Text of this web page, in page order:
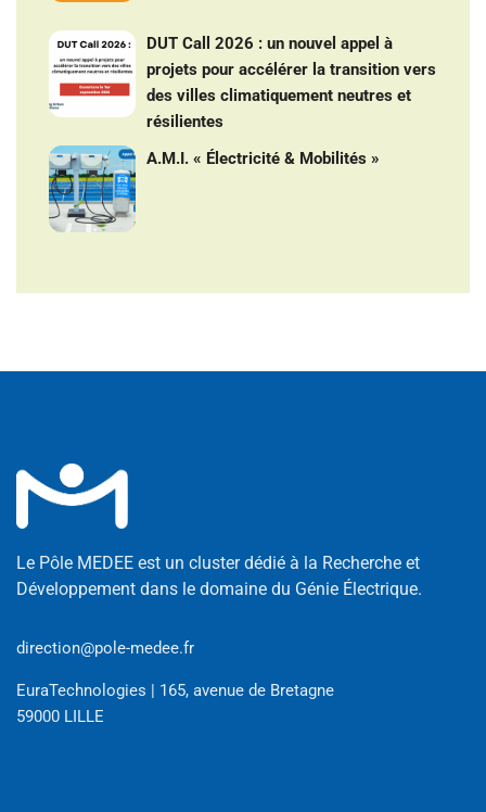
DUT Call 2026 : un nouvel appel à
projets pour accélérer la transition vers
des villes climatiquement neutres et
résilientes
A.M.I. « Électricité & Mobilités »
Le Pôle MEDEE est un cluster dédié à la Recherche et
Développement dans le domaine du Génie Électrique.
direction@pole-medee.fr
EuraTechnologies | 165, avenue de Bretagne
59000 LILLE